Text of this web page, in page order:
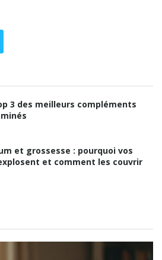
3 des meilleurs compléments
et grossesse : pourquoi vos
et comment les couvrir